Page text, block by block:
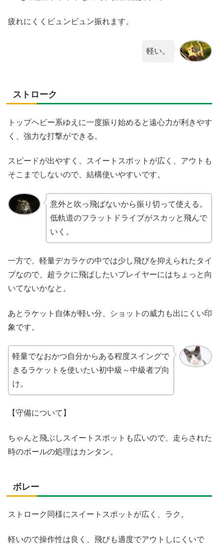
疲れにくくビュンビュン振れます。
軽い。
ストローク
トップヘビー系ゆえに一度振り始めると遠心力が利きやす
く、強力な打撃ができる。
スピードが出やすく、スイートスポットが広く、アウトも
そこまでしないので、結構使いやすいです。
意外と吹っ飛ばないから振り切って使える。
低軌道のフラットドライブがスカッと飛んで
いく。
一方で、軽量デカラケの中では少し飛びを抑えられたタイ
プなので、超ラクに飛ばしたいプレイヤーにはちょっと向
いてないかなと。
あとラケット自体が軽い分、ショットの威力も出にくい印
象です。
軽量でなおかつ自分からある程度スイングで
きるラケットを使いたい初中級～中級者プ向
け。
【守備について】
ちゃんと飛ぶしスイートスポットも広いので、走らされた
時のボールの処理はカンタン。
ボレー
ストローク同様にスイートスポットが広く、ラク。
軽いので操作性は良く、飛びも適度でアウトしにくいで